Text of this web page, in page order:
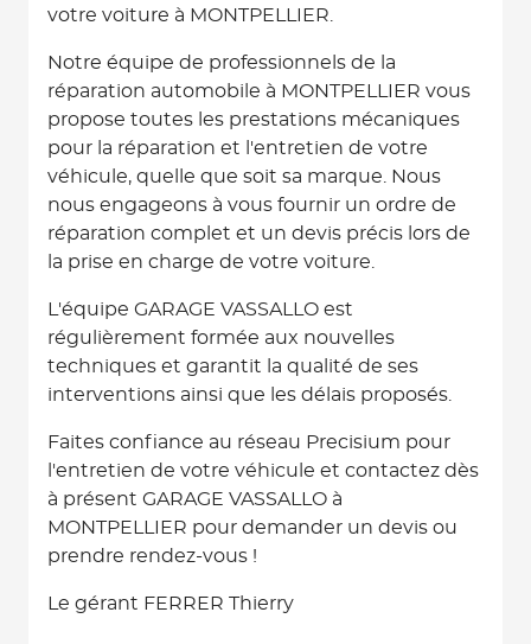
votre voiture à MONTPELLIER.
Notre équipe de professionnels de la
réparation automobile à MONTPELLIER vous
propose toutes les prestations mécaniques
pour la réparation et l'entretien de votre
véhicule, quelle que soit sa marque. Nous
nous engageons à vous fournir un ordre de
réparation complet et un devis précis lors de
la prise en charge de votre voiture.
L'équipe GARAGE VASSALLO est
régulièrement formée aux nouvelles
techniques et garantit la qualité de ses
interventions ainsi que les délais proposés.
Faites confiance au réseau Precisium pour
l'entretien de votre véhicule et contactez dès
à présent GARAGE VASSALLO à
MONTPELLIER pour demander un devis ou
prendre rendez-vous !
Le gérant FERRER Thierry